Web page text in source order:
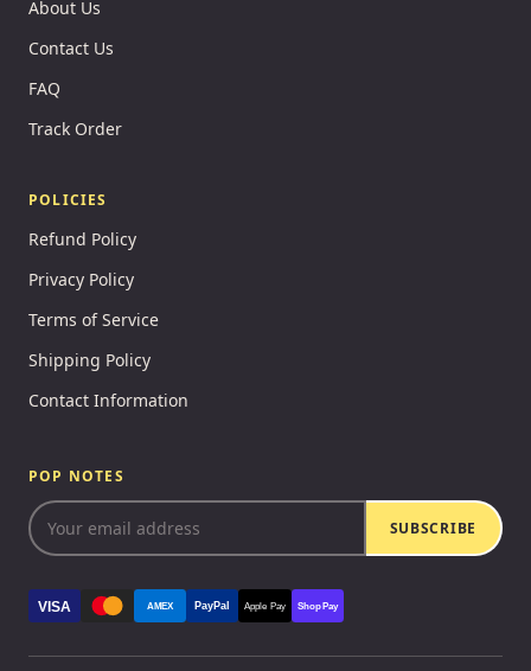
About Us
Contact Us
FAQ
Track Order
POLICIES
Refund Policy
Privacy Policy
Terms of Service
Shipping Policy
Contact Information
POP NOTES
SUBSCRIBE
VISA AMEX PayPal Apple Pay Shop Pay